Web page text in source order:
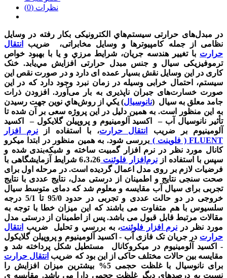
نظرات (0)
در مبدل‌های حرارتی سيستم‌هاي الکترونیکی بکار رفته در وسایل
نظامی از جمله کامپیوترها و وسایل مخابراتی، ضريب
انتقال
حرارت با تغيير هندسه جريان، شرايط مرزي و يا با بهبود خواص
ترموفیزیکی سیال و جنس مبدل حرارتی افزايش مي‌یابد. خنک
کاری در این وسایل نقش بسیار عمده ای دارد و در صورت نقص این
سیستم، احتمال خرابی وسیله در زمان نبرد وجود دارد که در این
صورت خسارت‌های جبران ناپذیری به بار می‌آورد. افزودن ذرات
جامد معلق به سيال (نانوسیال) يكي از روش‌هاي نوين جهت رسيدن
به اين منظور است. به همین دلیل در این پروژه سعی بر آن شده تا
تأثیر نانوسیال آب – اکسید آلومینیوم و پروپیلن گلایکول – اکسید
آلومینیوم بر ضریب
انتقال حرارت، با استفاده از نرم افزار
FLUENT ( فلوینت )
بررسی شود. به همین منظور در ابتدا میکرو
کانال مورد نظر در نرم افزار گمبیت ساخته و شبکه‌بندی شده و
سپس با استفاده ازنرم‌افزار فلوئنت
6،3،26 شرایط آزمایشگاهی با
فرضیات لازم بر روی مدل اعمال گردیده است. در مرحله اول برای
صحت سنجی نتایج و اطمینان از درستی مدل، نتایج عددی با نتایج
تجربی برای سیال آب مقایسه و معلوم شد که دمای متوسط سیال
خروجی در دو حالت عددی و تجربی در حدود 95/0 تا 5/1 درجه
سلسیوس با هم متفاوت می باشند که این میزان خطا با توجه به
مقالات مرتبط قابل قبول می باشد. پس از اطمینان از درستی مدل
مورد نظر در نرم افزار فلوئنت، به بررسي و تحليل ضریب
انتقال
حرارت در جريان تک فازی آب - اكسيد آلومینیوم و پروپیلن گلایکول
- اکسید آلومینیوم در ميكروكانال مستطیل شكل پرداخته شد و
مقایسه بین حالات مختلف حاکی از این بود که ضریب انتقال حرارت
برای نانوسیال با غلظت حجمی 5% بیشترین میزان افزایش را
نسبت به درصدهای دیگر غلظت حجمی دارا می باشد. مقایسه ی